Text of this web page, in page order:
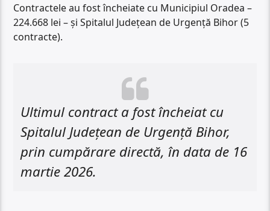
Contractele au fost încheiate cu Municipiul Oradea –
224.668 lei – și Spitalul Județean de Urgență Bihor (5
contracte).
Ultimul contract a fost încheiat cu
Spitalul Județean de Urgență Bihor,
prin cumpărare directă, în data de 16
martie 2026.